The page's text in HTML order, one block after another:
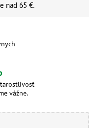
nad 65 €.
vážne.